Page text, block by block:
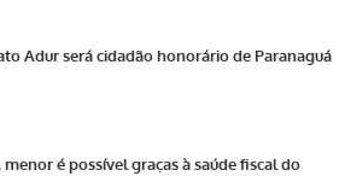
Adur será cidadão honorário de Paranaguá
menor é possível graças à saúde fiscal do